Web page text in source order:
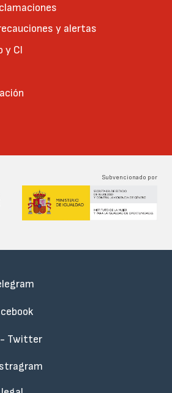
y alertas
y CI
Subvencionado por
Twitter